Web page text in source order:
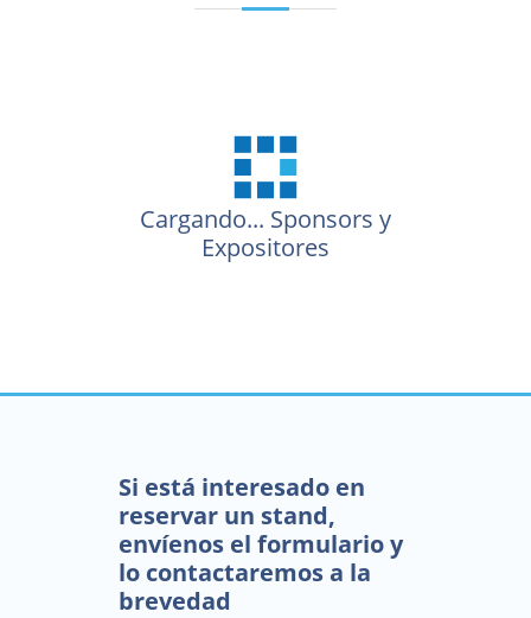
Cargando... Sponsors y
Expositores
Si está interesado en
reservar un stand,
envíenos el formulario y
lo contactaremos a la
brevedad